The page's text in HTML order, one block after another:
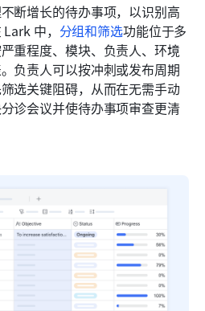
断增长的待办事项，以识别高
中， 分组和筛选功能位于多
重程度、模块、负责人、环境
负责人可以按冲刺或发布周期
选关键阻碍，从而在无需手动
诊会议并使待办事项审查更清